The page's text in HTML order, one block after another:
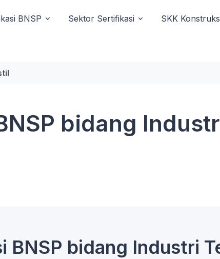
BNSP Sektor Sertifikasi SKK
bidang
BNSP bidang Industri